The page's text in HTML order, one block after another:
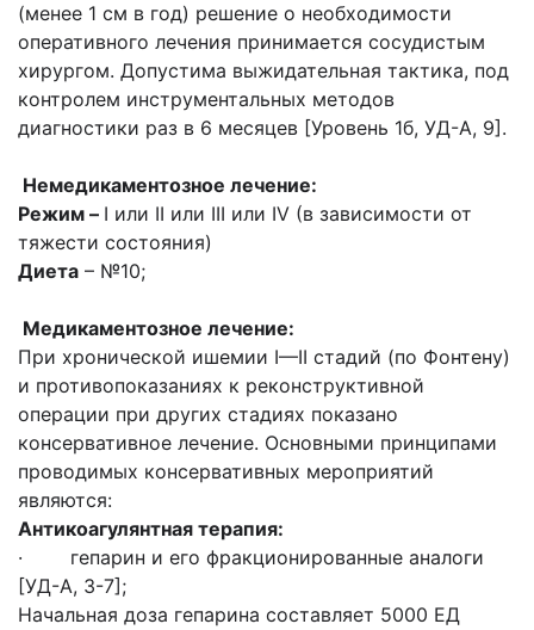
(менее 1 см в год) решение о необходимости
оперативного лечения принимается сосудистым
хирургом. Допустима выжидательная тактика, под
контролем инструментальных методов
диагностики раз в 6 месяцев [Уровень 1б, УД-А, 9].
Немедикаментозное лечение:
Режим – I или II или III или IV (в зависимости от
тяжести состояния)
Диета – №10;
Медикаментозное лечение:
При хронической ишемии I—ІІ стадий (по Фонтену)
и противопоказаниях к реконструктивной
операции при других стадиях показано
консервативное лечение. Основными принципами
проводимых консервативных мероприятий
являются:
Антикоагулянтная терапия:
· гепарин и его фракционированные аналоги
[УД-А, 3-7];
Начальная доза гепарина составляет 5000 ЕД